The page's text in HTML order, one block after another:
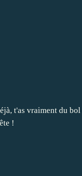
t'as vraiment du
!